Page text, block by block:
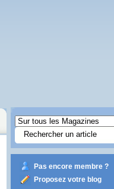
Pas encore membre ?
Proposez votre blog